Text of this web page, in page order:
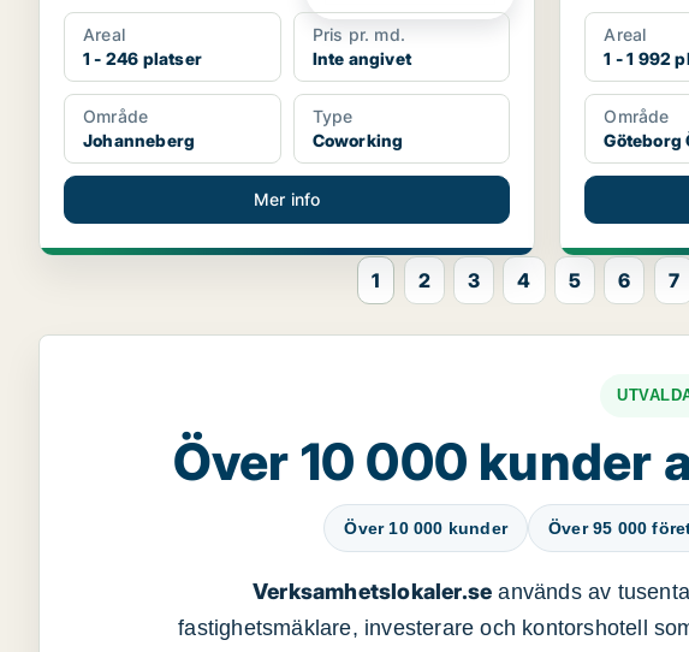
Areal
1 - 246 platser
Pris pr. md.
Inte angivet
Område
Johanneberg
Type
Coworking
Mer info
Areal
1 - 1 992
Område
Göteborg
1 2 3 4 5 6 7
Över 10 000 kunder
Över 10 000 kunder Över 95 000
Verksamhetslokaler.se används av
fastighetsmäklare, investerare och kontorshotell